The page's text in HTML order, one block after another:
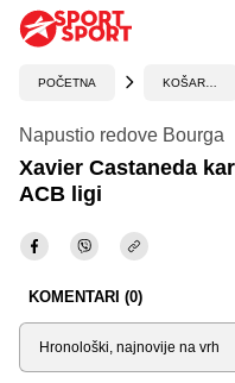
POČETNA
Napustio redove Bourga
Xavier Castaneda
ACB ligi
KOMENTARI (0)
Sortiraj